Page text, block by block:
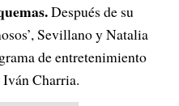
Después de su
Sevillano y Natalia
de entretenimiento
Charria.